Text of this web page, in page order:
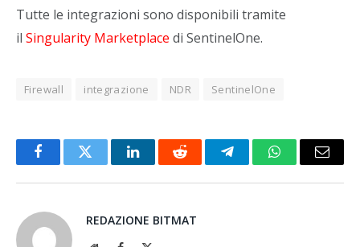
Tutte le integrazioni sono disponibili tramite
il Singularity Marketplace di SentinelOne.
Firewall integrazione NDR SentinelOne
FacebookTwitter LinkedInReddit TelegramWhatsAppEmail
REDAZIONE BITMAT